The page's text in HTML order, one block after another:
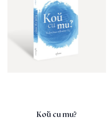
Кой си ти?